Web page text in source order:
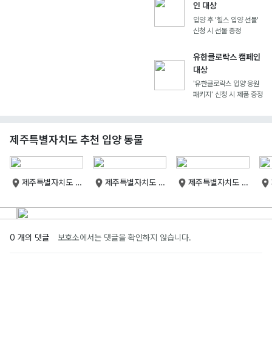
인 대상
입양 후 '힐스 입양 선물'
신청 시 선물 증정
유한클로락스 캠페인
대상
'유한클로락스 입양 응원
패키지' 신청 시 제품 증정
제주특별자치도 추천 입양 동물
제주특별자치도 제
제주특별자치도 제
제주특별자치도 제
0 개의 댓글 보호소에서는 댓글을 확인하지 않습니다.